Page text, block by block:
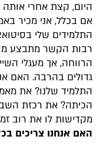
היום, קצת אחרי
אם בכלל, אני מכיר
התלמידים שלי
רבות הקשר מתבצע
הרווחה, אך מעגלי
גדולים בהרבה. האם
התלמיד שלנו? את
הכיתה? את רכזת
מקדישות לו את רוב
האם אנחנו צריכים